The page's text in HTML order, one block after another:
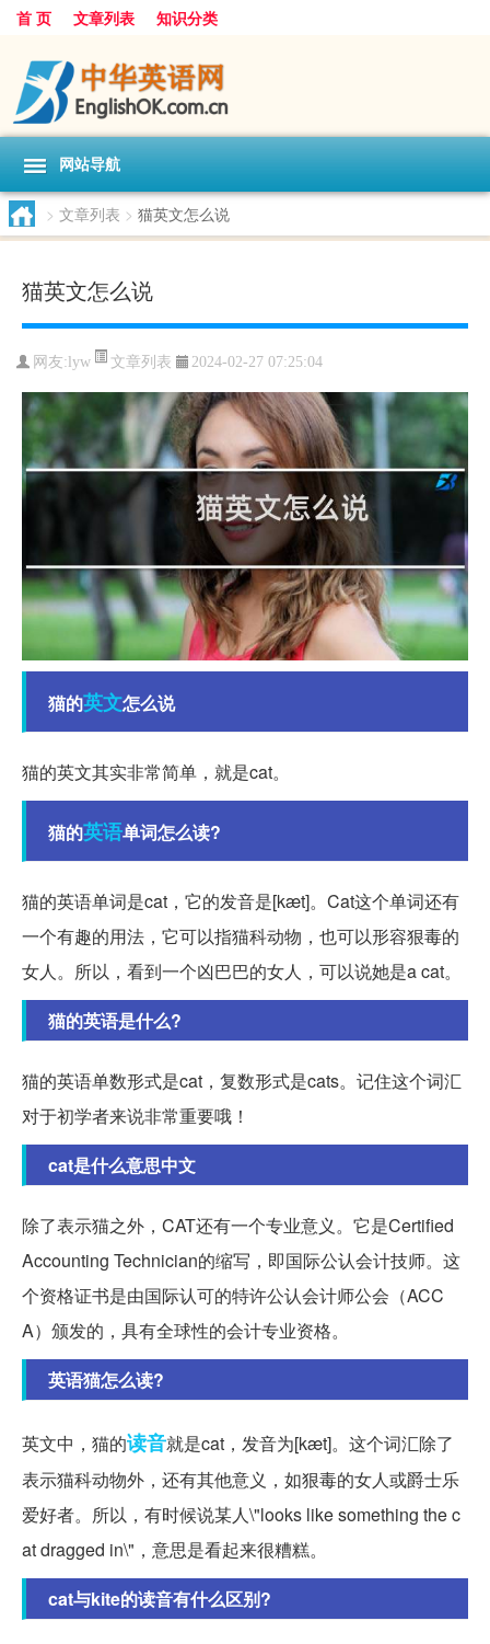
首 页 文章列表 知识分类
网站导航
> 文章列表 > 猫英文怎么说
猫英文怎么说
网友: lyw 文章列表 2024-02-27 07:25:04
猫的英文怎么说
猫的英文其实非常简单，就是cat。
猫的英语单词怎么读?
猫的英语单词是cat，它的发音是[kæt]。Cat这个单词还有
一个有趣的用法，它可以指猫科动物，也可以形容狠毒的
女人。所以，看到一个凶巴巴的女人，可以说她是a cat。
猫的英语是什么?
猫的英语单数形式是cat，复数形式是cats。记住这个词汇
对于初学者来说非常重要哦！
cat是什么意思中文
除了表示猫之外，CAT还有一个专业意义。它是Certified
Accounting Technician的缩写，即国际公认会计技师。这
个资格证书是由国际认可的特许公认会计师公会（ACC
A）颁发的，具有全球性的会计专业资格。
英语猫怎么读?
英文中，猫的读音就是cat，发音为[kæt]。这个词汇除了
表示猫科动物外，还有其他意义，如狠毒的女人或爵士乐
爱好者。所以，有时候说某人\"looks like something the c
at dragged in\"，意思是看起来很糟糕。
cat与kite的读音有什么区别?